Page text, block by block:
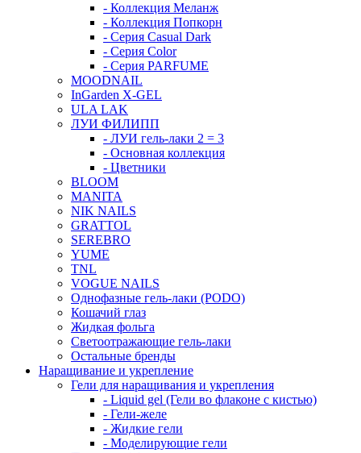
- Коллекция Меланж
- Коллекция Попкорн
- Серия Casual Dark
- Серия Color
- Серия PARFUME
MOODNAIL
InGarden X-GEL
ULA LAK
ЛУИ ФИЛИПП
- ЛУИ гель-лаки 2 = 3
- Основная коллекция
- Цветники
BLOOM
MANITA
NIK NAILS
GRATTOL
SEREBRO
YUME
TNL
VOGUE NAILS
Однофазные гель-лаки (PODO)
Кошачий глаз
Жидкая фольга
Светоотражающие гель-лаки
Остальные бренды
Наращивание и укрепление
Гели для наращивания и укрепления
- Liquid gel (Гели во флаконе с кистью)
- Гели-желе
- Жидкие гели
- Моделирующие гели